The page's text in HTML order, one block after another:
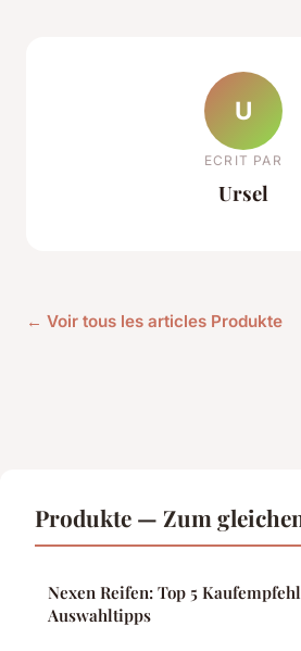
U
ECRIT PAR
Ursel
← Voir tous les articles Produkte
Produkte — Zum
Nexen Reifen: Top 5
Auswahltipps